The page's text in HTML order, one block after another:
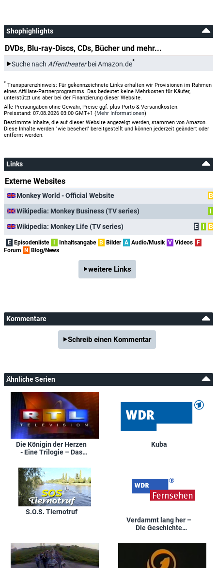
Shophighlights
DVDs, Blu-ray-Discs, CDs, Bücher und mehr...
Suche nach Affentheaterbei Amazon.de*
* Transparenzhinweis: Für gekennzeichnete Links erhalten wir Provisionen im Rahmen
eines Affiliate-Partnerprogramms. Das bedeutet keine Mehrkosten für Käufer,
unterstützt uns aber bei der Finanzierung dieser Website.
Alle Preisangaben ohne Gewähr, Preise ggf. plus Porto & Versandkosten.
Preisstand: 07.08.2026 03:00 GMT+1 (Mehr Informationen)
Bestimmte Inhalte, die auf dieser Website angezeigt werden, stammen von Amazon.
Diese Inhalte werden "wie besehen" bereitgestellt und können jederzeit geändert oder
entfernt werden.
Links
Externe Websites
Monkey World - Official Website
B
Wikipedia: Monkey Business (TV series)
I
Wikipedia: Monkey Life (TV series)
E I B
E Episodenliste I Inhaltsangabe B Bilder A Audio/Musik V Videos F
Forum N Blog/News
weitere Links
Kommentare
Schreib einen Kommentar
Ähnliche Serien
Die Königin der Herzen
- Eine Trilogie – Das
Spencer
Kuba
S.O.S. Tiernotruf
Verdammt lang her –
Die Geschichte